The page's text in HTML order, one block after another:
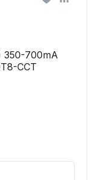
350-700mA
ССT